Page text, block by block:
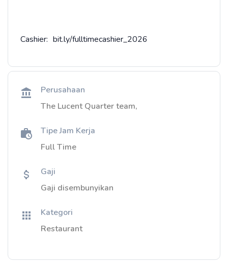
Cashier: bit.ly/fulltimecashier_2026
Perusahaan
The Lucent Quarter team,
Tipe Jam Kerja
Full Time
Gaji
Gaji disembunyikan
Kategori
Restaurant